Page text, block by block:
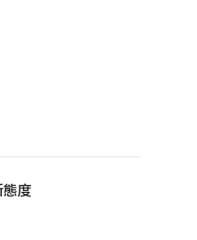
度